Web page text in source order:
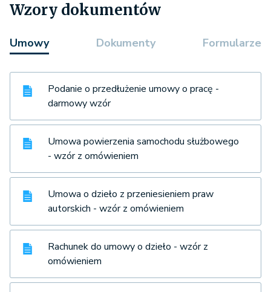
Wzory dokumentów
Umowy Dokumenty Formularze
Podanie o przedłużenie umowy o pracę -
darmowy wzór
Umowa powierzenia samochodu służbowego
- wzór z omówieniem
Umowa o dzieło z przeniesieniem praw
autorskich - wzór z omówieniem
Rachunek do umowy o dzieło - wzór z
omówieniem